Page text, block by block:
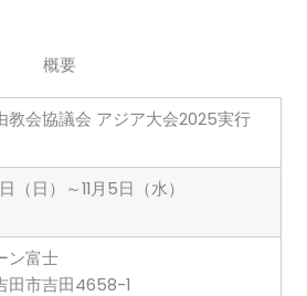
概要
教会協議会 アジア大会2025実行
（日）～11月5日（水）
ン富士
田市吉田4658-1